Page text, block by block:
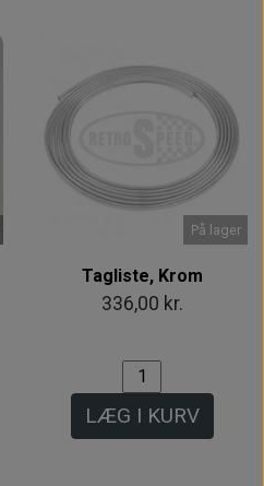
På lager
Tagliste, Krom
336,00 kr.
LÆG I KURV